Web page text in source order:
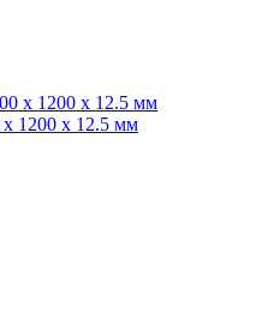
1200 х 12.5 мм